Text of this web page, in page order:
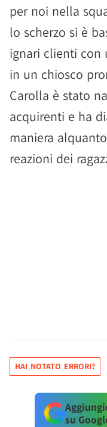
per noi nella
lo scherzo si è
ignari clienti con
in un chiosco
Carolla è stato
acquirenti e ha
maniera
reazioni dei
HAI NOTATO ERRORI?
su